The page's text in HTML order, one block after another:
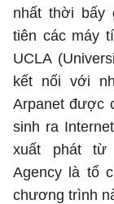
nhất thời bấy
tiên các máy
UCLA
kết nối với
Arpanet được
sinh ra
xuất phát từ
Agency là tổ
chương trình